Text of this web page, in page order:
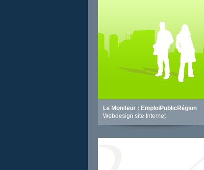
Le Moniteur : EmploiPublicRégion
Webdesign site Internet